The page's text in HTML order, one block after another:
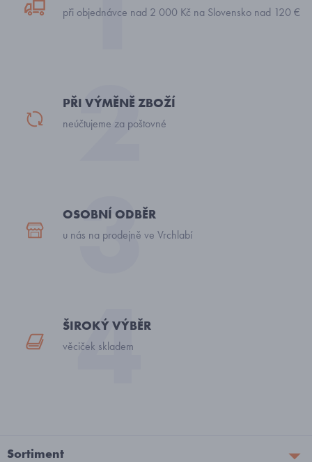
při objednávce nad 2 000 Kč na Slovensko nad 120 €
PŘI VÝMĚNĚ ZBOŽÍ
neúčtujeme za poštovné
OSOBNÍ ODBĚR
u nás na prodejně ve Vrchlabí
ŠIROKÝ VÝBĚR
věciček skladem
Sortiment